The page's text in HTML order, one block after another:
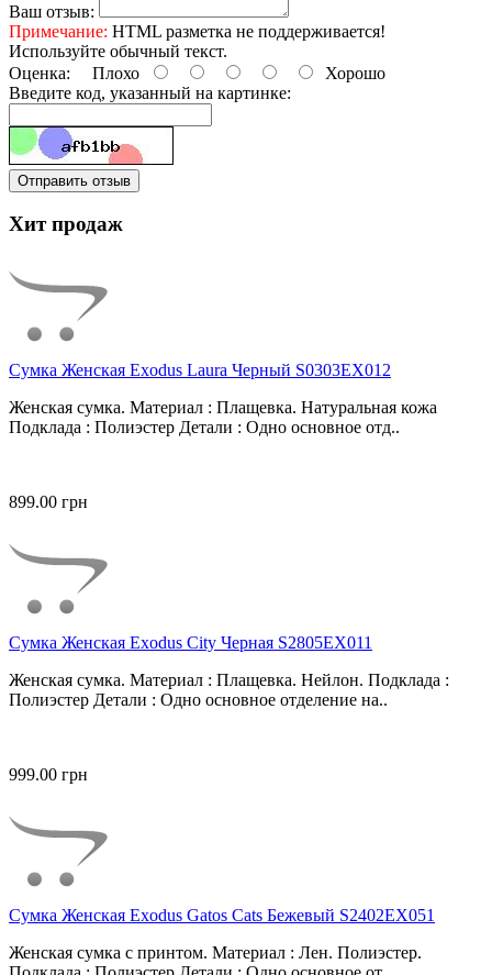
Ваш отзыв:
Примечание: HTML разметка не поддерживается!
Используйте обычный текст.
Оценка: Плохо
Хорошо
Введите код, указанный на картинке:
Отправить отзыв
Хит продаж
Сумка Женская Exodus Laura Черный S0303EX012
Женская сумка. Материал : Плащевка. Натуральная кожа
Подклада : Полиэстер Детали : Одно основное отд..
899.00 грн
Сумка Женская Exodus City Черная S2805EX011
Женская сумка. Материал : Плащевка. Нейлон. Подклада :
Полиэстер Детали : Одно основное отделение на..
999.00 грн
Сумка Женская Exodus Gatos Cats Бежевый S2402EX051
Женская сумка с принтом. Материал : Лен. Полиэстер.